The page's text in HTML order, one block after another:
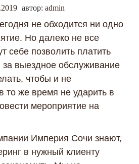
автор: admin
не обходится ни одно
Но далеко не все
себе позволить платить
за выездное обслуживание
чтобы и не
то же время не ударить в
мероприятие на
Империя Сочи знают,
в нужный клиенту